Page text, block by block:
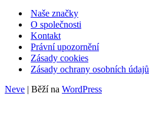
Naše značky
O společnosti
Kontakt
Právní upozornění
Zásady cookies
Zásady ochrany osobních údajů
Neve | Běží na WordPress